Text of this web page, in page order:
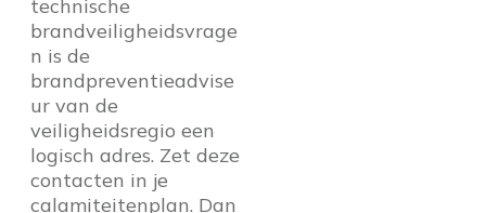
technische
brandveiligheidsvrage
n is de
brandpreventieadvise
ur van de
veiligheidsregio een
logisch adres. Zet deze
contacten in je
calamiteitenplan. Dan